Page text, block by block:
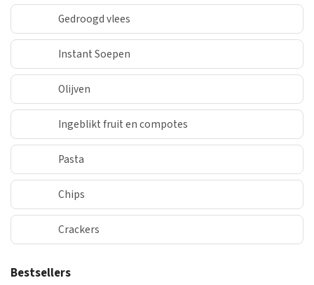
Gedroogd vlees
Instant Soepen
Olijven
Ingeblikt fruit en compotes
Pasta
Chips
Crackers
Bestsellers